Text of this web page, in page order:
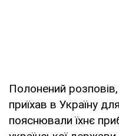
Полонений
приїхав в Україну
пояснювали їхнє